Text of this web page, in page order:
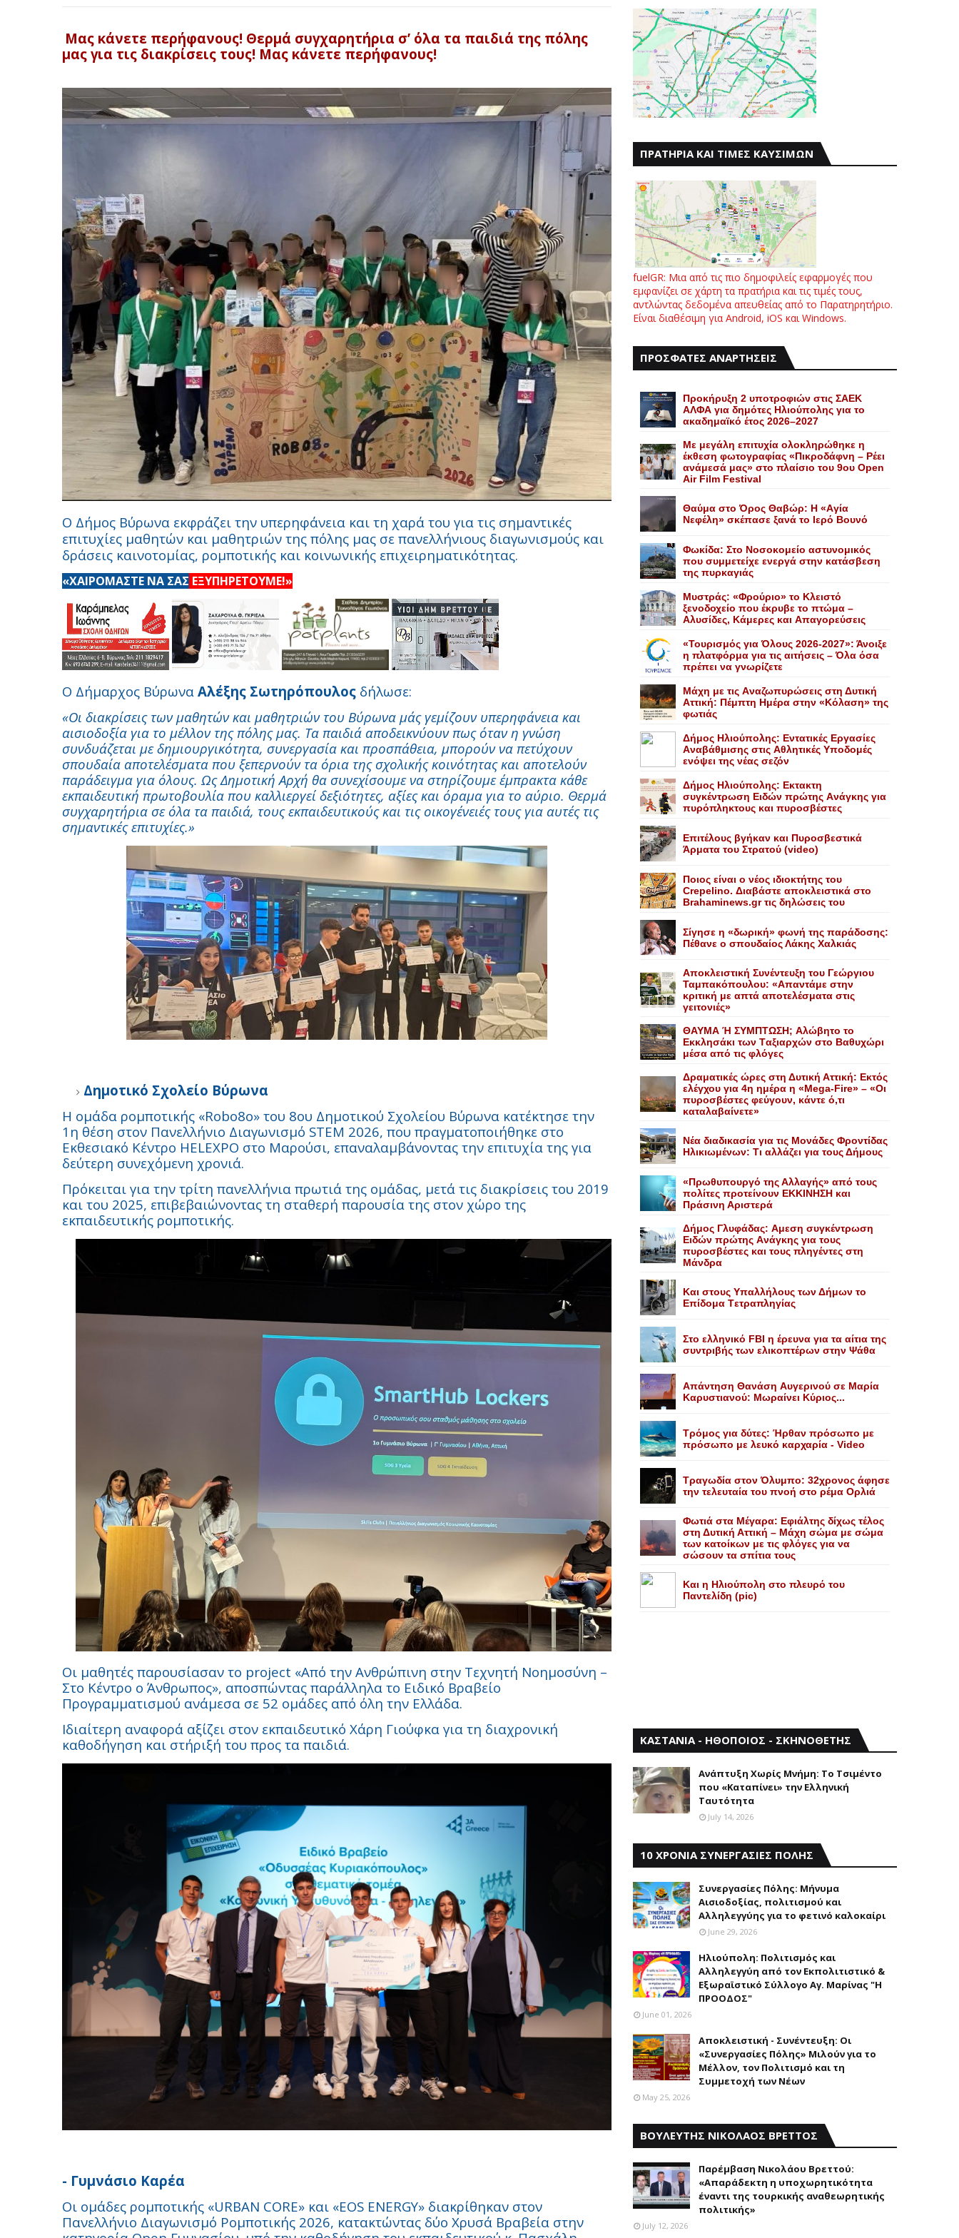
Μας κάνετε περήφανους! Θερμά συγχαρητήρια σ’ όλα τα παιδιά της πόλης
μας για τις διακρίσεις τους! Μας κάνετε περήφανους!
Ο Δήμος Βύρωνα εκφράζει την υπερηφάνεια και τη χαρά του για τις σημαντικές
επιτυχίες μαθητών και μαθητριών της πόλης μας σε πανελλήνιους διαγωνισμούς και
δράσεις καινοτομίας, ρομποτικής και κοινωνικής επιχειρηματικότητας.
«ΧΑΙΡΟΜΑΣΤΕ ΝΑ ΣΑΣ ΕΞΥΠΗΡΕΤΟΥΜΕ!»
Ο Δήμαρχος Βύρωνα Αλέξης Σωτηρόπουλος δήλωσε:
«Οι διακρίσεις των μαθητών και μαθητριών του Βύρωνα μάς γεμίζουν υπερηφάνεια και
αισιοδοξία για το μέλλον της πόλης μας. Τα παιδιά αποδεικνύουν πως όταν η γνώση
συνδυάζεται με δημιουργικότητα, συνεργασία και προσπάθεια, μπορούν να πετύχουν
σπουδαία αποτελέσματα που ξεπερνούν τα όρια της σχολικής κοινότητας και αποτελούν
παράδειγμα για όλους. Ως Δημοτική Αρχή θα συνεχίσουμε να στηρίζουμε έμπρακτα κάθε
εκπαιδευτική πρωτοβουλία που καλλιεργεί δεξιότητες, αξίες και όραμα για το αύριο. Θερμά
συγχαρητήρια σε όλα τα παιδιά, τους εκπαιδευτικούς και τις οικογένειές τους για αυτές τις
σημαντικές επιτυχίες.»
Δημοτικό Σχολείο Βύρωνα
Η ομάδα ρομποτικής «Robo8o» του 8ου Δημοτικού Σχολείου Βύρωνα κατέκτησε την
1η θέση στον Πανελλήνιο Διαγωνισμό STEM 2026, που πραγματοποιήθηκε στο
Εκθεσιακό Κέντρο HELEXPO στο Μαρούσι, επαναλαμβάνοντας την επιτυχία της για
δεύτερη συνεχόμενη χρονιά.
Πρόκειται για την τρίτη πανελλήνια πρωτιά της ομάδας, μετά τις διακρίσεις του 2019
και του 2025, επιβεβαιώνοντας τη σταθερή παρουσία της στον χώρο της
εκπαιδευτικής ρομποτικής.
Οι μαθητές παρουσίασαν το project «Από την Ανθρώπινη στην Τεχνητή Νοημοσύνη –
Στο Κέντρο ο Άνθρωπος», αποσπώντας παράλληλα το Ειδικό Βραβείο
Προγραμματισμού ανάμεσα σε 52 ομάδες από όλη την Ελλάδα.
Ιδιαίτερη αναφορά αξίζει στον εκπαιδευτικό Χάρη Γιούφκα για τη διαχρονική
καθοδήγηση και στήριξή του προς τα παιδιά.
- Γυμνάσιο Καρέα
Οι ομάδες ρομποτικής «URBAN CORE» και «EOS ENERGY» διακρίθηκαν στον
Πανελλήνιο Διαγωνισμό Ρομποτικής 2026, κατακτώντας δύο Χρυσά Βραβεία στην
ΠΡΑΤΗΡΙΑ ΚΑΙ ΤΙΜΕΣ ΚΑΥΣΙΜΩΝ
fuelGR: Μια από τις πιο δημοφιλείς εφαρμογές που
εμφανίζει σε χάρτη τα πρατήρια και τις τιμές τους,
αντλώντας δεδομένα απευθείας από το Παρατηρητήριο.
Είναι διαθέσιμη για Android, iOS και Windows.
ΠΡΟΣΦΑΤΕΣ ΑΝΑΡΤΗΣΕΙΣ
Προκήρυξη 2 υποτροφιών στις ΣΑΕΚ
ΑΛΦΑ για δημότες Ηλιούπολης για το
ακαδημαϊκό έτος 2026–2027
Με μεγάλη επιτυχία ολοκληρώθηκε η
έκθεση φωτογραφίας «Πικροδάφνη – Ρέει
ανάμεσά μας» στο πλαίσιο του 9ου Open
Air Film Festival
Θαύμα στο Όρος Θαβώρ: H «Aγία
Nεφέλη» σκέπασε ξανά το Iερό Bουνό
Φωκίδα: Στο Νοσοκομείο αστυνομικός
που συμμετείχε ενεργά στην κατάσβεση
της πυρκαγιάς
Mυστράς: «Φρούριο» το Kλειστό
ξενοδοχείο που έκρυβε το πτώμα –
Aλυσίδες, Kάμερες και Aπαγορεύσεις
«Τουρισμός για Όλους 2026-2027»: Άνοιξε
η πλατφόρμα για τις αιτήσεις – Όλα όσα
πρέπει να γνωρίζετε
Mάχη με τις Aναζωπυρώσεις στη Δυτική
Aττική: Πέμπτη Hμέρα στην «Kόλαση» της
φωτιάς
Δήμος Ηλιούπολης: Eντατικές Eργασίες
Aναβάθμισης στις Aθλητικές Yποδομές
ενόψει της νέας σεζόν
Δήμος Ηλιούπολης: Eκτακτη
συγκέντρωση Eιδών πρώτης Aνάγκης για
πυρόπληκτους και πυροσβέστες
Επιτέλους βγήκαν και Πυροσβεστικά
Άρματα του Στρατού (video)
Ποιος είναι ο νέος ιδιοκτήτης του
Crepelino. Διαβάστε αποκλειστικά στο
Brahaminews.gr τις δηλώσεις του
Σίγησε η «δωρική» φωνή της παράδοσης:
Πέθανε o σπουδαίος Λάκης Xαλκιάς
Αποκλειστική Συνέντευξη του Γεώργιου
Ταμπακόπουλου: «Απαντάμε στην
κριτική με απτά αποτελέσματα στις
γειτονιές»
ΘΑΥΜΑ Ή ΣΥΜΠΤΩΣΗ; Aλώβητο το
Eκκλησάκι των Tαξιαρχών στο Bαθυχώρι
μέσα από τις φλόγες
Δραματικές ώρες στη Δυτική Αττική: Εκτός
ελέγχου για 4η ημέρα η «Mega-Fire» – «Οι
πυροσβέστες φεύγουν, κάντε ό,τι
καταλαβαίνετε»
Nέα διαδικασία για τις Mονάδες Φροντίδας
Hλικιωμένων: Tι αλλάζει για τους Δήμους
«Πρωθυπουργό της Αλλαγής» από τους
πολίτες προτείνουν EKKINHΣΗ και
Πράσινη Αριστερά
Δήμος Γλυφάδας: Aμεση συγκέντρωση
Eιδών πρώτης Aνάγκης για τους
πυροσβέστες και τους πληγέντες στη
Mάνδρα
Kαι στους Yπαλλήλους των Δήμων το
Eπίδομα Tετραπληγίας
Στο ελληνικό FBI η έρευνα για τα αίτια της
συντριβής των ελικοπτέρων στην Ψάθα
Aπάντηση Θανάση Aυγερινού σε Mαρία
Kαρυστιανού: Mωραίνει Kύριος...
Τρόμος για δύτες: Ήρθαν πρόσωπο με
πρόσωπο με λευκό καρχαρία - Video
Τραγωδία στον Όλυμπο: 32χρονος άφησε
την τελευταία του πνοή στο ρέμα Ορλιά
Φωτιά στα Μέγαρα: Εφιάλτης δίχως τέλος
στη Δυτική Αττική – Μάχη σώμα με σώμα
των κατοίκων με τις φλόγες για να
σώσουν τα σπίτια τους
Και η Ηλιούπολη στο πλευρό του
Παντελίδη (pic)
ΚΑΣΤΑΝΙΑ - ΗΘΟΠΟΙΟΣ - ΣΚΗΝΟΘΕΤΗΣ
Aνάπτυξη Xωρίς Mνήμη: Το Τσιμέντο
που «Καταπίνει» την Ελληνική
Ταυτότητα
July 14, 2026
10 ΧΡΟΝΙΑ ΣΥΝΕΡΓΑΣΙΕΣ ΠΟΛΗΣ
Συνεργασίες Πόλης: Mήνυμα
Aισιοδοξίας, πολιτισμού και
Aλληλεγγύης για το φετινό καλοκαίρι
June 29, 2026
Ηλιούπολη: Πολιτισμός και
Aλληλεγγύη από τον Εκπολιτιστικό &
Εξωραϊστικό Σύλλογο Αγ. Μαρίνας "Η
ΠΡΟΟΔΟΣ"
June 01, 2026
Αποκλειστική - Συνέντευξη: Οι
«Συνεργασίες Πόλης» Μιλούν για το
Μέλλον, τον Πολιτισμό και τη
Συμμετοχή των Νέων
May 25, 2026
ΒΟΥΛΕΥΤΗΣ ΝΙΚΟΛΑΟΣ ΒΡΕΤΤΟΣ
Παρέμβαση Nικολάου Bρεττού:
«Aπαράδεκτη η υποχωρητικότητα
έναντι της τουρκικής αναθεωρητικής
πολιτικής»
July 12, 2026